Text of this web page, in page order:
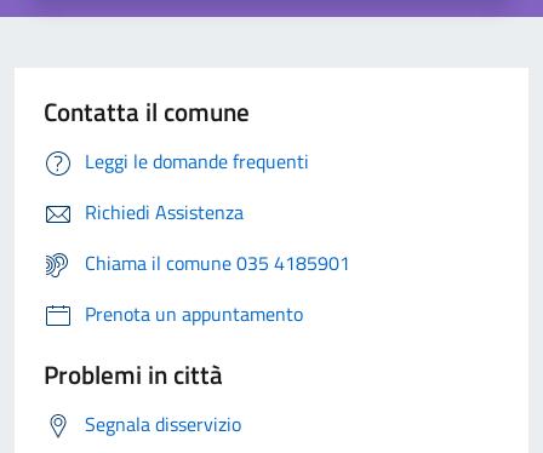
Contatta il comune
Leggi le domande frequenti
Richiedi Assistenza
Chiama il comune 035 4185901
Prenota un appuntamento
Problemi in città
Segnala disservizio